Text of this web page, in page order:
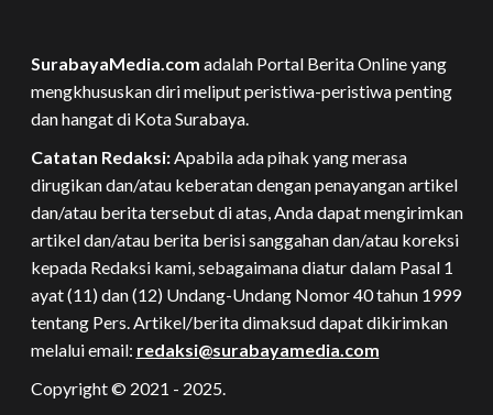
SurabayaMedia.com adalah Portal Berita Online yang
mengkhususkan diri meliput peristiwa-peristiwa penting
dan hangat di Kota Surabaya.
Catatan Redaksi:Apabila ada pihak yang merasa
dirugikan dan/atau keberatan dengan penayangan artikel
dan/atau berita tersebut di atas, Anda dapat mengirimkan
artikel dan/atau berita berisi sanggahan dan/atau koreksi
kepada Redaksi kami, sebagaimana diatur dalam Pasal 1
ayat (11) dan (12) Undang-Undang Nomor 40 tahun 1999
tentang Pers. Artikel/berita dimaksud dapat dikirimkan
melalui email: redaksi@surabayamedia.com
Copyright © 2021 - 2025.